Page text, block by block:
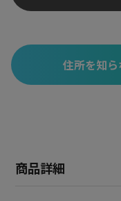
住所を知
商品詳細